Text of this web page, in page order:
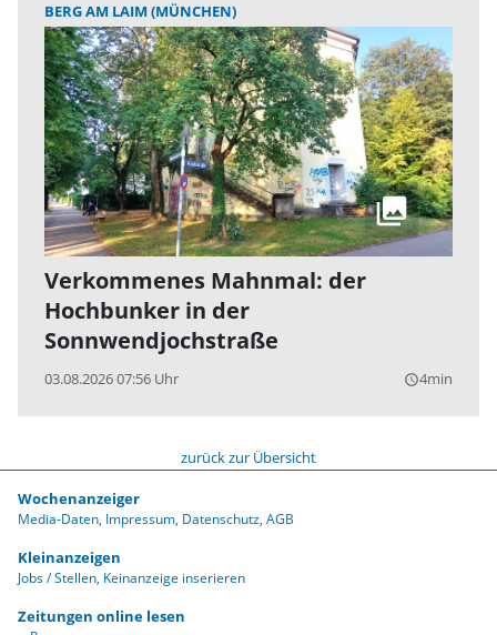
BERG AM LAIM (MÜNCHEN)
Verkommenes Mahnmal: der
Hochbunker in der
Sonnwendjochstraße
03.08.2026 07:56 Uhr query_builder4min
zurück zur Übersicht
Wochenanzeiger
Media-Daten Impressum Datenschutz AGB
Kleinanzeigen
Jobs / Stellen Keinanzeige inserieren
Zeitungen online lesen